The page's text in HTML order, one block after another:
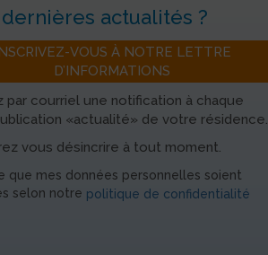
actualités ?
VOUS À NOTRE LETTRE
D’INFORMATIONS
par courriel une notification à chaque
«actualité» de votre résidence.
vous désincrire à tout moment.
que mes données personnelles soient
selon notre politique de confidentialité